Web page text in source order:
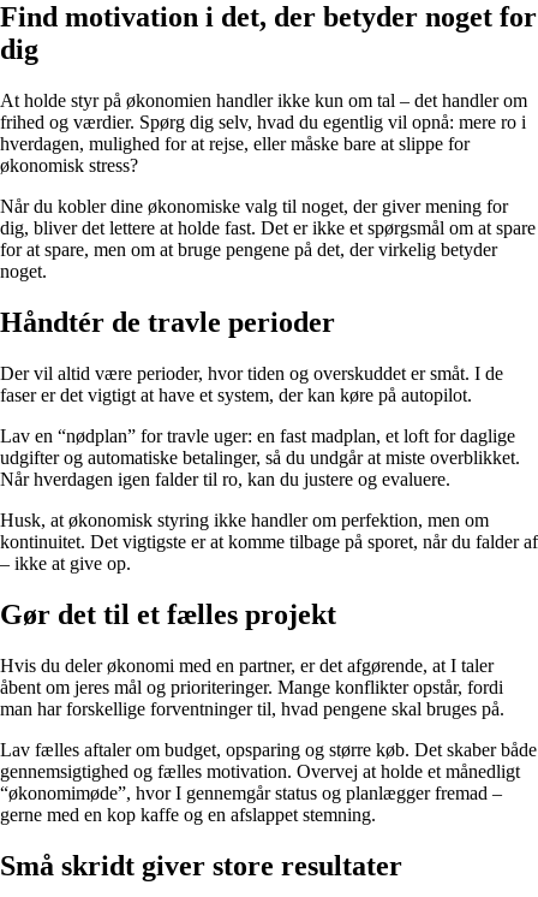
Find motivation i det, der betyder noget for
dig
At holde styr på økonomien handler ikke kun om tal – det handler om
frihed og værdier. Spørg dig selv, hvad du egentlig vil opnå: mere ro i
hverdagen, mulighed for at rejse, eller måske bare at slippe for
økonomisk stress?
Når du kobler dine økonomiske valg til noget, der giver mening for
dig, bliver det lettere at holde fast. Det er ikke et spørgsmål om at spare
for at spare, men om at bruge pengene på det, der virkelig betyder
noget.
Håndtér de travle perioder
Der vil altid være perioder, hvor tiden og overskuddet er småt. I de
faser er det vigtigt at have et system, der kan køre på autopilot.
Lav en “nødplan” for travle uger: en fast madplan, et loft for daglige
udgifter og automatiske betalinger, så du undgår at miste overblikket.
Når hverdagen igen falder til ro, kan du justere og evaluere.
Husk, at økonomisk styring ikke handler om perfektion, men om
kontinuitet. Det vigtigste er at komme tilbage på sporet, når du falder af
– ikke at give op.
Gør det til et fælles projekt
Hvis du deler økonomi med en partner, er det afgørende, at I taler
åbent om jeres mål og prioriteringer. Mange konflikter opstår, fordi
man har forskellige forventninger til, hvad pengene skal bruges på.
Lav fælles aftaler om budget, opsparing og større køb. Det skaber både
gennemsigtighed og fælles motivation. Overvej at holde et månedligt
“økonomimøde”, hvor I gennemgår status og planlægger fremad –
gerne med en kop kaffe og en afslappet stemning.
Små skridt giver store resultater